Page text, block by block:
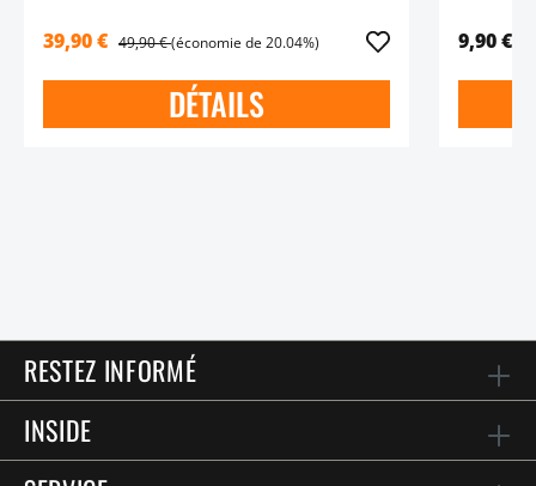
39,90 € 49,90 €(économie de 20.04%)
DÉTAILS
9,90 €
RESTEZ INFORMÉ
INSIDE